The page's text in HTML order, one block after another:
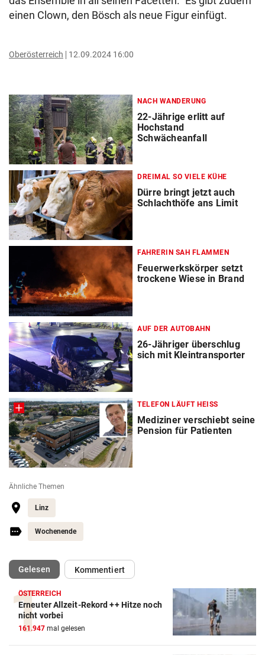
einen Clown, den Bösch als neue Figur einfügt.
Oberösterreich 12.09.2024 16:00
NACH WANDERUNG
22-Jährige erlitt auf
Hochstand
Schwächeanfall
DREIMAL SO VIELE KÜHE
Dürre bringt jetzt auch
Schlachthöfe ans Limit
FAHRERIN SAH FLAMMEN
Feuerwerkskörper setzt
trockene Wiese in Brand
AUF DER AUTOBAHN
26-Jähriger überschlug
sich mit Kleintransporter
TELEFON LÄUFT HEISS
Mediziner verschiebt seine
Pension für Patienten
Ähnliche Themen
Linz
Wochenende
Gelesen(ausgewählt)Kommentiert
ÖSTERREICH
Erneuter Allzeit-Rekord ++ Hitze noch
nicht vorbei
161.947 mal gelesen